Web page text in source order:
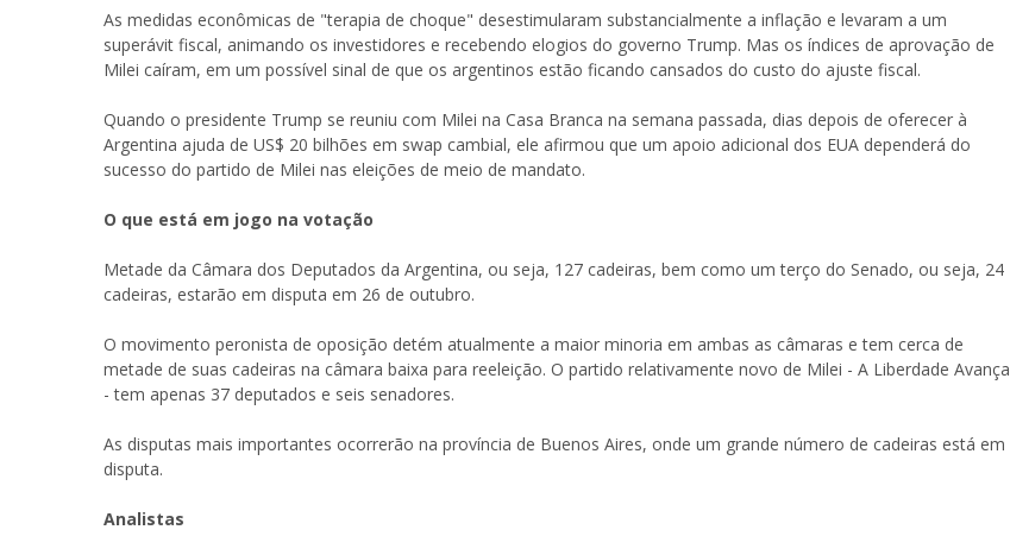
As medidas econômicas de "terapia de choque" desestimularam substancialmente a inflação e levaram a um
superávit fiscal, animando os investidores e recebendo elogios do governo Trump. Mas os índices de aprovação de
Milei caíram, em um possível sinal de que os argentinos estão ficando cansados do custo do ajuste fiscal.
Quando o presidente Trump se reuniu com Milei na Casa Branca na semana passada, dias depois de oferecer à
Argentina ajuda de US$ 20 bilhões em swap cambial, ele afirmou que um apoio adicional dos EUA dependerá do
sucesso do partido de Milei nas eleições de meio de mandato.
O que está em jogo na votação
Metade da Câmara dos Deputados da Argentina, ou seja, 127 cadeiras, bem como um terço do Senado, ou seja, 24
cadeiras, estarão em disputa em 26 de outubro.
O movimento peronista de oposição detém atualmente a maior minoria em ambas as câmaras e tem cerca de
metade de suas cadeiras na câmara baixa para reeleição. O partido relativamente novo de Milei - A Liberdade Avança
- tem apenas 37 deputados e seis senadores.
As disputas mais importantes ocorrerão na província de Buenos Aires, onde um grande número de cadeiras está em
disputa.
Analistas